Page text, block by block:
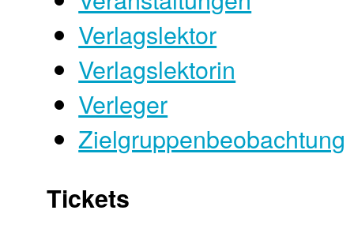
Verlagslektor
Verlagslektorin
Verleger
Zielgruppenbeobachtung
Tickets